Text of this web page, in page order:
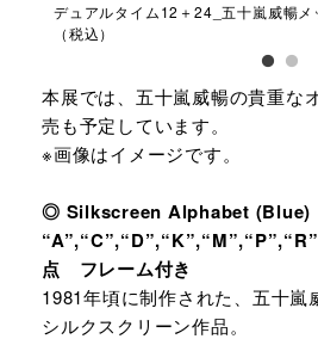
デュアルタイム12＋24_五十嵐威暢
（税込）
本展では、五十嵐威暢の貴重な
売も予定しています。
※画像はイメージです。
◎ Silkscreen Alphabet (Blue)
点 フレーム付き
1981年頃に制作された、五十嵐
シルクスクリーン作品。